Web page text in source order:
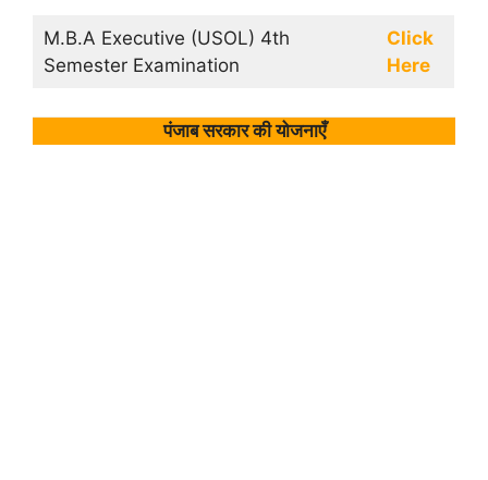
M.B.A Executive (USOL) 4th
Semester Examination
Click
Here
पंजाब सरकार की योजनाएँ